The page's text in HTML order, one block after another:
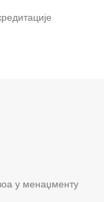
у менаџменту